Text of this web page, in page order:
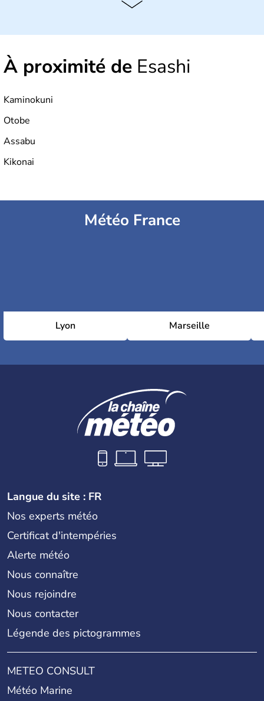
Il semblerait que le Japon ait été fondé au VIIe siècle
XVIème siècle que le pays commence à s'ouvrir aux
commerçants européens, pour ensuite renoncer à toute
développe sous la domination des Etats-Unis jusqu'en
1951, et demeure aujourd'hui le dernier empire du
monde. Deuxième puissance mondiale, il officie avec un
système de monarchie constitutionnelle.
À proximité de Esashi
Kaminokuni
Otobe
Assabu
Kikonai
Météo France
Lyon Marseille
Langue du site : FR
Nos experts météo
Certificat d'intempéries
Alerte météo
Nous connaître
Nous rejoindre
Nous contacter
Légende des pictogrammes
METEO CONSULT
Météo Marine